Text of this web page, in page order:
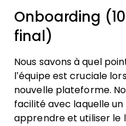
Onboarding
final)
Nous savons à quel
l’équipe est cruciale
nouvelle plateforme.
facilité avec laquelle
apprendre et utiliser le